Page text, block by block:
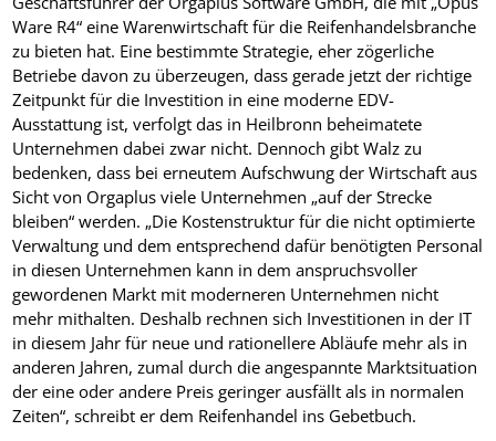
Ware R4“ eine Warenwirtschaft für die Reifenhandelsbranche
zu bieten hat. Eine bestimmte Strategie, eher zögerliche
Betriebe davon zu überzeugen, dass gerade jetzt der richtige
Zeitpunkt für die Investition in eine moderne EDV-
Ausstattung ist, verfolgt das in Heilbronn beheimatete
Unternehmen dabei zwar nicht. Dennoch gibt Walz zu
bedenken, dass bei erneutem Aufschwung der Wirtschaft aus
Sicht von Orgaplus viele Unternehmen „auf der Strecke
bleiben“ werden. „Die Kostenstruktur für die nicht optimierte
Verwaltung und dem entsprechend dafür benötigten Personal
in diesen Unternehmen kann in dem anspruchsvoller
gewordenen Markt mit moderneren Unternehmen nicht
mehr mithalten. Deshalb rechnen sich Investitionen in der IT
in diesem Jahr für neue und rationellere Abläufe mehr als in
anderen Jahren, zumal durch die angespannte Marktsituation
der eine oder andere Preis geringer ausfällt als in normalen
Zeiten“, schreibt er dem Reifenhandel ins Gebetbuch.